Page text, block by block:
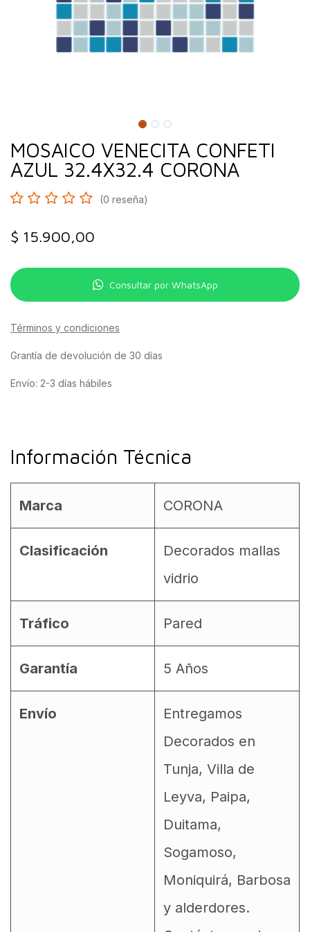
MOSAICO VENECITA CONFETI
AZUL 32.4X32.4 CORONA
(0 reseña)
$ 15.900,00
Consultar por WhatsApp
Términos y condiciones
Grantía de devolución de 30 días
Envío: 2-3 días hábiles
Información Técnica
Marca CORONA
Clasificación
Decorados mallas
vidrio
Tráfico Pared
Garantía 5 Años
Envío
Entregamos
Decorados en
Tunja, Villa de
Leyva, Paipa,
Duitama,
Sogamoso,
Moniquirá, Barbosa
y alderdores.